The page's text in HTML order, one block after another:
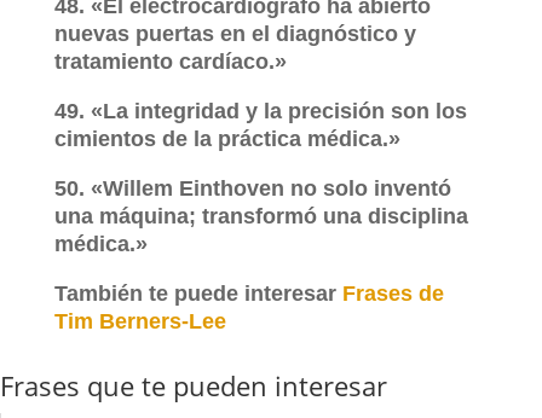
48. «El electrocardiógrafo ha abierto
nuevas puertas en el diagnóstico y
tratamiento cardíaco.»
49. «La integridad y la precisión son los
cimientos de la práctica médica.»
50. «Willem Einthoven no solo inventó
una máquina; transformó una disciplina
médica.»
También te puede interesar Frases de
Tim Berners-Lee
Frases que te pueden interesar